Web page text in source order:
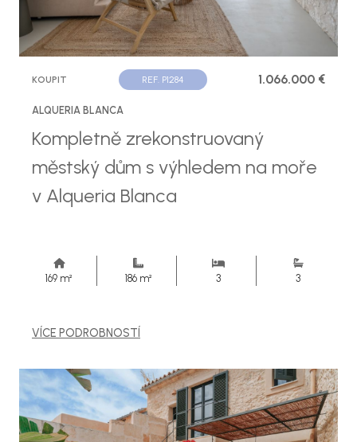
KOUPIT REF. P1284 1.066.000 €
ALQUERIA BLANCA
Kompletně zrekonstruovaný
městský dům s výhledem na moře
v Alqueria Blanca
169 m² 186 m² 3 3
VÍCE PODROBNOSTÍ